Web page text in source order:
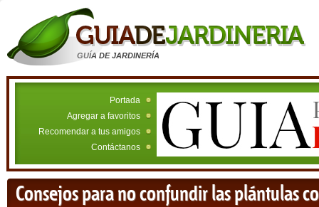
GUÍA DE JARDINERÍA
Portada
Agregar a favoritos
Recomendar a tus amigos
Contáctanos
Consejos para no confundir las plántulas